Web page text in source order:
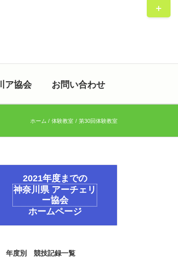
ア協会 お問い合わせ
ホーム 体験教室 第30回体験教室
2021年度までの
神奈川県 アーチェリ
ー協会
ホームページ
度別 競技記録一覧
Toggle